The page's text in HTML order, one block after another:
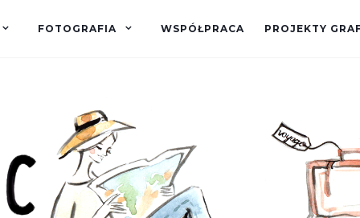
FOTOGRAFIA WSPÓŁPRACA PROJEKTY